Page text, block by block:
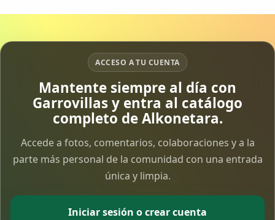
ACCESO A TU CUENTA
Mantente siempre al día con
Garrovillas y entra al catálogo
completo de Alkonetara.
Accede a fotos, comentarios, colaboraciones y a la
parte más personal de la comunidad con una entrada
única y limpia.
Iniciar sesión o crear cuenta